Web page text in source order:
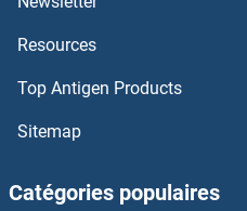
B3GALT6 Kits ELISA
Resources
Top Antigen Products
Sitemap
Catégories populaires